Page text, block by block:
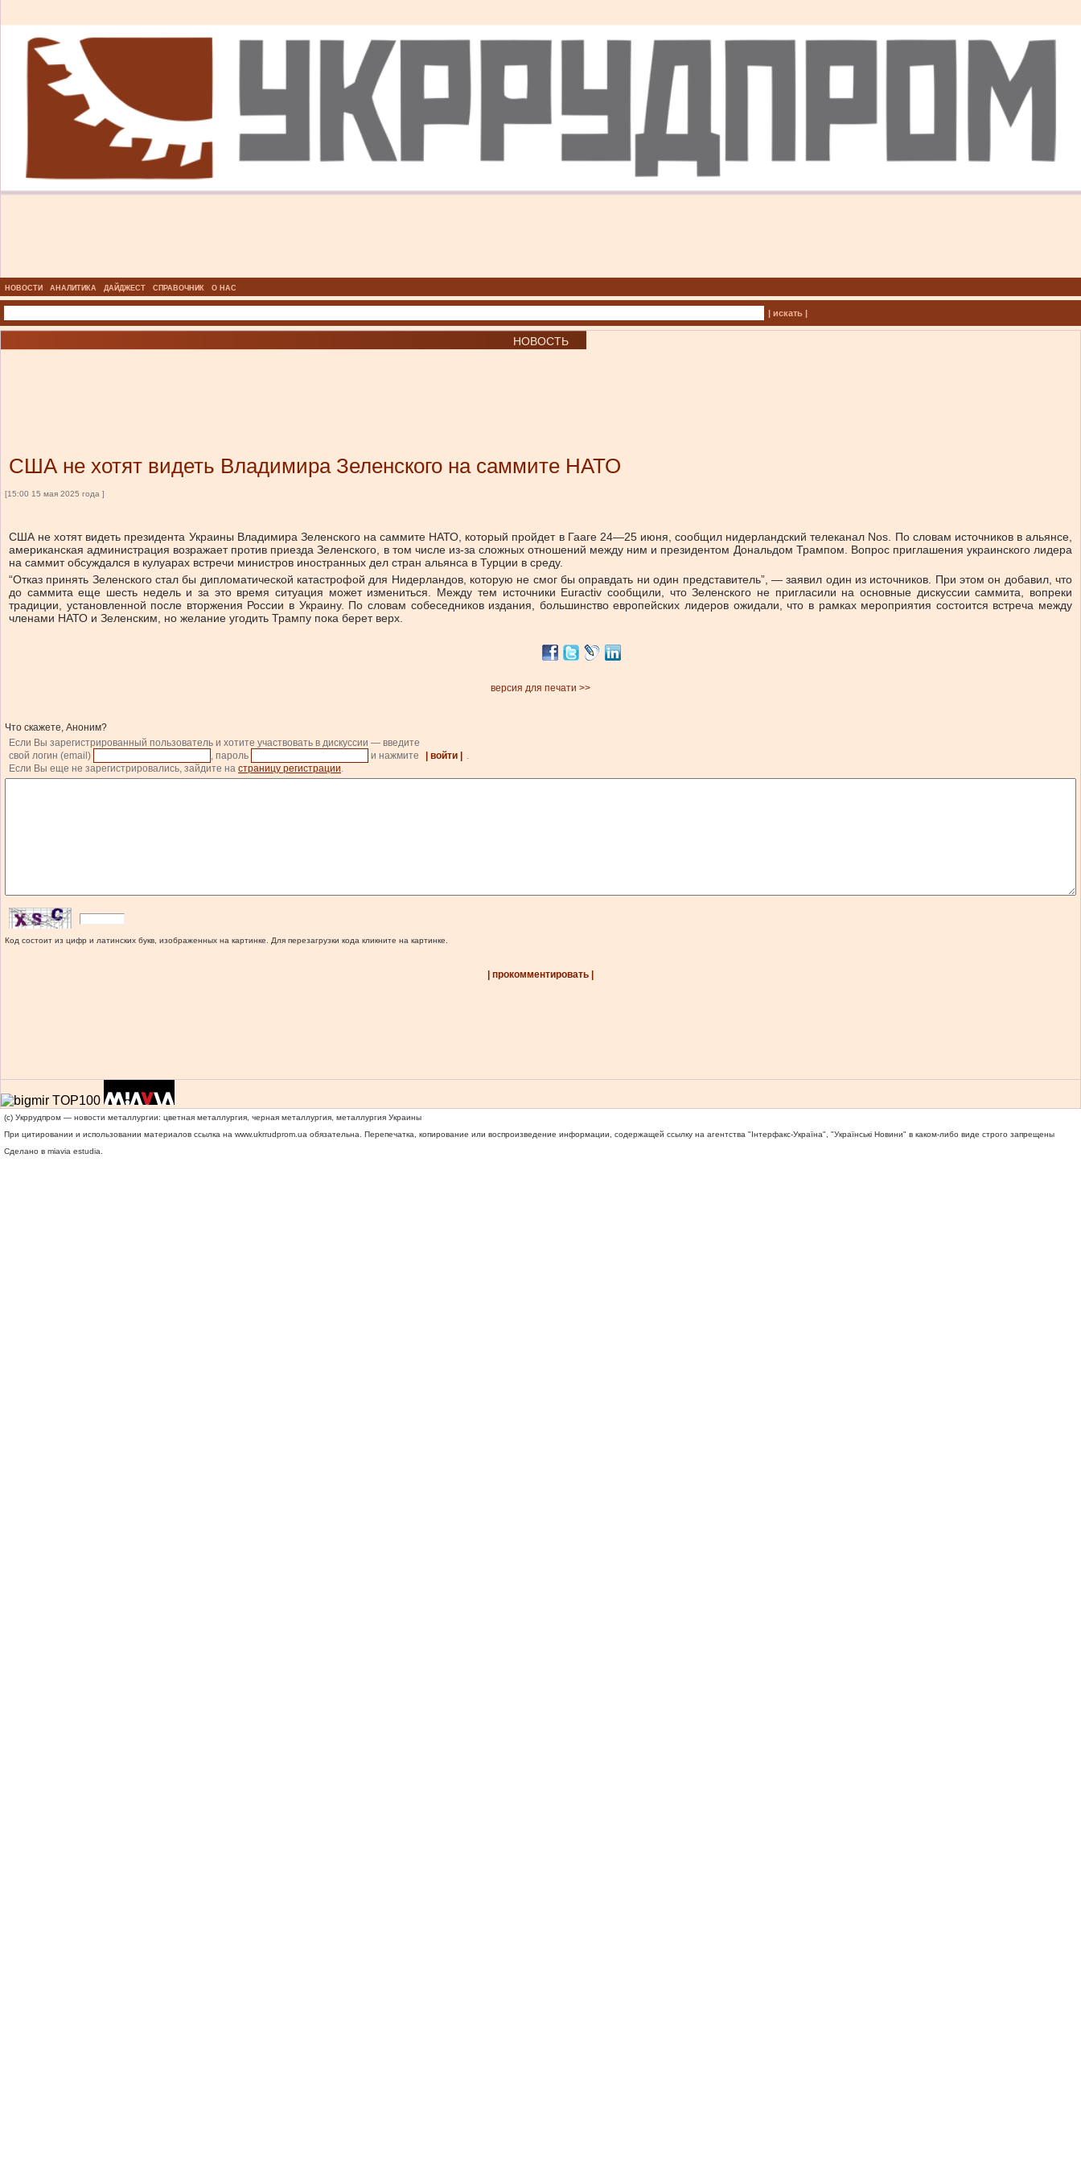
НОВОСТИ АНАЛИТИКА ДАЙДЖЕСТ СПРАВОЧНИК О НАС
| искать |
НОВОСТЬ
США не хотят видеть Владимира Зеленского на саммите НАТО
[15:00 15 мая 2025 года ]
США не хотят видеть президента Украины Владимира Зеленского на саммите НАТО, который пройдет в Гааге 24—25 июня, сообщил нидерландский телеканал Nos. По словам источников в альянсе,
американская администрация возражает против приезда Зеленского, в том числе из-за сложных отношений между ним и президентом Дональдом Трампом. Вопрос приглашения украинского лидера
на саммит обсуждался в кулуарах встречи министров иностранных дел стран альянса в Турции в среду.
“Отказ принять Зеленского стал бы дипломатической катастрофой для Нидерландов, которую не смог бы оправдать ни один представитель”, — заявил один из источников. При этом он добавил, что
до саммита еще шесть недель и за это время ситуация может измениться. Между тем источники Euractiv сообщили, что Зеленского не пригласили на основные дискуссии саммита, вопреки
традиции, установленной после вторжения России в Украину. По словам собеседников издания, большинство европейских лидеров ожидали, что в рамках мероприятия состоится встреча между
членами НАТО и Зеленским, но желание угодить Трампу пока берет верх.
версия для печати >>
Что скажете, Аноним?
Если Вы зарегистрированный пользователь и хотите участвовать в дискуссии — введите
свой логин (email)
, пароль и нажмите | войти |
.
Если Вы еще не зарегистрировались, зайдите на страницу регистрации.
Код состоит из цифр и латинских букв, изображенных на картинке. Для перезагрузки кода кликните на картинке.
| прокомментировать |
(c) Укррудпром — новости металлургии: цветная металлургия, черная металлургия, металлургия Украины
При цитировании и использовании материалов ссылка на www.ukrrudprom.ua обязательна. Перепечатка, копирование или воспроизведение информации, содержащей ссылку на агентства "Iнтерфакс-Україна", "Українськi Новини" в каком-либо виде строго запрещены
Сделано в miavia estudia.